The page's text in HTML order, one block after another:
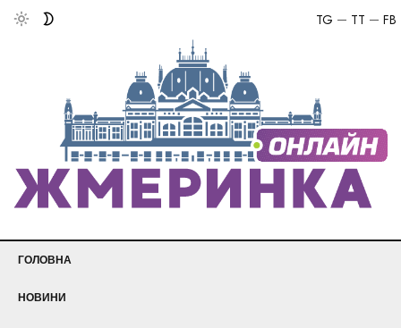
FB
TT
TG
ГОЛОВНА
НОВИНИ